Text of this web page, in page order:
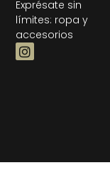
Exprésate sin
límites: ropa y
accesorios